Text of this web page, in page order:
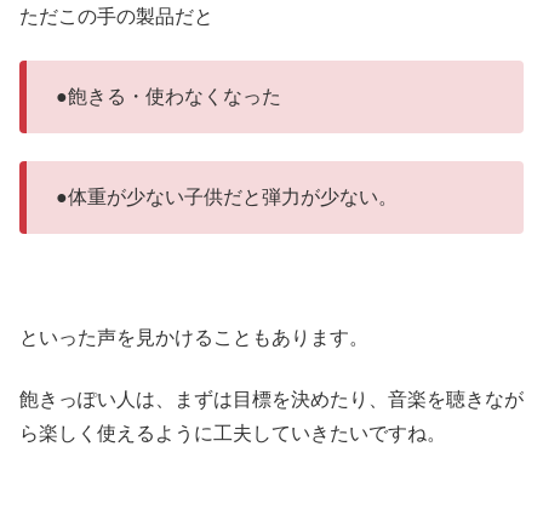
ただこの手の製品だと
●飽きる・使わなくなった
●体重が少ない子供だと弾力が少ない。
といった声を見かけることもあります。
飽きっぽい人は、まずは目標を決めたり、音楽を聴きなが
ら楽しく使えるように工夫していきたいですね。